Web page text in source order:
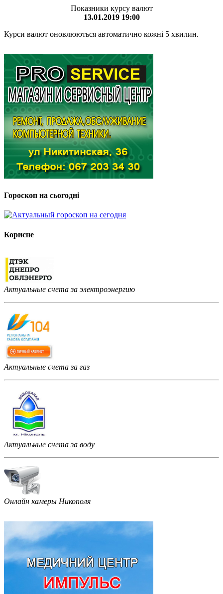
Показники курсу валют
13.01.2019 19:00
Курси валют оновлюються автоматично кожні 5 хвилин.
Гороскоп на сьогодні
Корисне
Актуальные счета за электроэнергию
Актуальные счета за газ
Актуальные счета за воду
Онлайн камеры Никополя